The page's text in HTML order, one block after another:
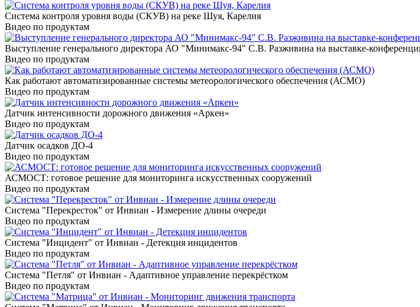
Система контроля уровня воды (СКУВ) на реке Шуя, Карелия
Видео по продуктам
Выступление генерального директора АО "Минимакс-94" С.В. Разживина на выставке-
Видео по продуктам
Как работают автоматизированные системы метеорологического обеспечения (АСМО)
Видео по продуктам
Датчик интенсивности дорожного движения «Аркен»
Видео по продуктам
Датчик осадков ДО-4
Видео по продуктам
АСМОСТ: готовое решение для мониторинга искусственных сооружений
Видео по продуктам
Система "Перекресток" от Инвиан - Измерение длины очереди
Видео по продуктам
Система "Инцидент" от Инвиан - Детекция инцидентов
Видео по продуктам
Система "Петля" от Инвиан - Адаптивное управление перекрёстком
Видео по продуктам